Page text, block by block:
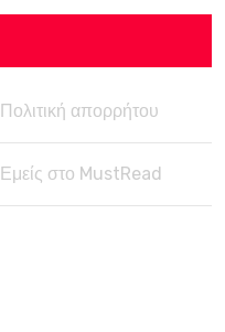
Πολιτική απορρήτου
Εμείς στο MustRead